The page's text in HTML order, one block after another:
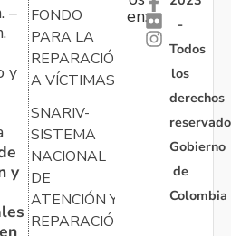
–
y
y
FONDO
PARA LA
REPARACIÓN
A VÍCTIMAS
SNARIV-
SISTEMA
NACIONAL
DE
ATENCIÓN Y
REPARACIÓN
en:
-
Todos
los
derechos
Gobierno
de
Colombia